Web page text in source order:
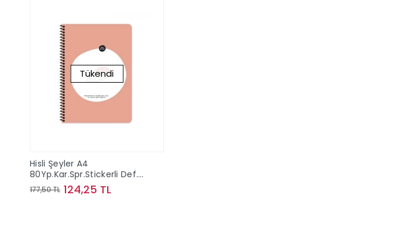
Tükendi
Hisli Şeyler A4
80Yp.Kar.Spr.Stickerli Def.
Hepsi De Beni Bulur
177,50 TL 124,25 TL